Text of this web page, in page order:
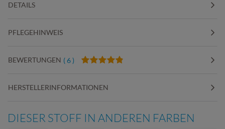
DETAILS
PFLEGEHINWEIS
BEWERTUNGEN ( 6 )
HERSTELLERINFORMATIONEN
DIESER STOFF IN ANDEREN FARBEN